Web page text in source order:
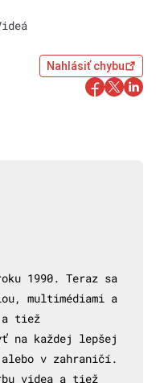
Nahlásiť chybu
1990. Teraz sa
multimédiami a
a tiež
na každej lepšej
v zahraničí.
videa a tiež